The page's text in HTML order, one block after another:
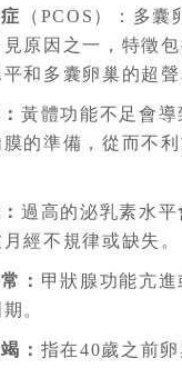
（PCOS）：多囊
原因之一，特徵
和多囊卵巢的超聲
黃體功能不足會
的準備，從而不
過高的泌乳素水
經不規律或缺失。
： 甲狀腺功能亢
。
： 指在40歲之前